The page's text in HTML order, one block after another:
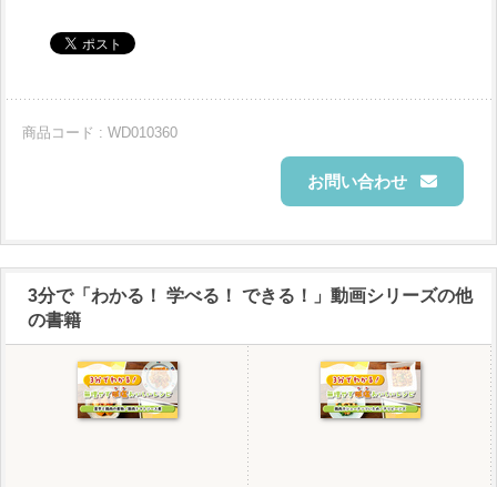
商品コード : WD010360
お問い合わせ
3分で「わかる！ 学べる！ できる！」動画シリーズの他
の書籍